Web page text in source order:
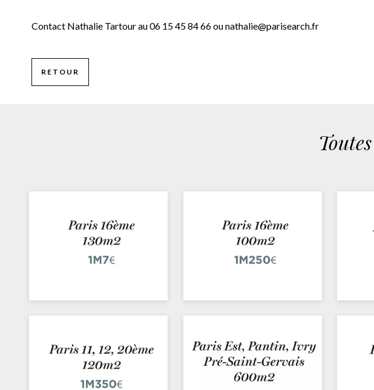
Contact Nathalie Tartour au 06 15 45 84 66 ounathalie@parisearch.fr
RETOUR